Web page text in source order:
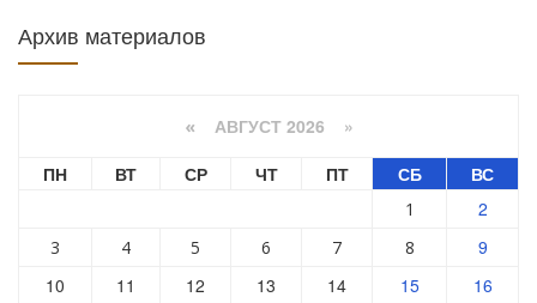
Архив материалов
« АВГУСТ 2026 »
ПН
ВТ СР ЧТ ПТ СБ ВС
1 2
3 4 5 6 7 8
9
10
11 12 13 14 15
16